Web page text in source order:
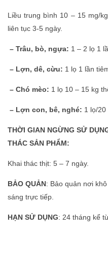
Liều trung bình 10 – 15 mg/
liên tục 3-5 ngày.
– Trâu, bò, ngựa: 1 – 2 lọ 1
– Lợn, dê, cừu: 1 lọ 1 lần
– Chó mèo: 1 lọ 10 – 15 kg
– Lợn con, bê, nghé: 1 lọ/20
THỜI GIAN NGỪNG SỬ
THÁC SẢN PHẨM:
Khai thác thịt: 5 – 7 ngày.
BẢO QUẢN: Bảo quản nơi
sáng trực tiếp.
HẠN SỬ DỤNG: 24 tháng kể